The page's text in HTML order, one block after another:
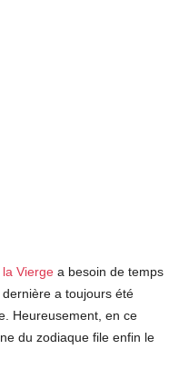
Vierge a besoin de temps
a toujours été
Heureusement, en ce
du zodiaque file enfin le